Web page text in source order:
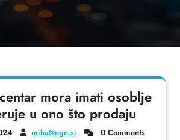
mora imati osoblje
u ono što prodaju
miha@ngn.si
0 Comments